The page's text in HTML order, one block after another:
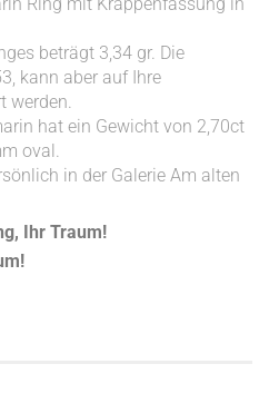
beträgt 3,34 gr. Die
kann aber auf Ihre
werden.
hat ein Gewicht von 2,70ct
oval.
in der Galerie Am alten
Ihr Traum!